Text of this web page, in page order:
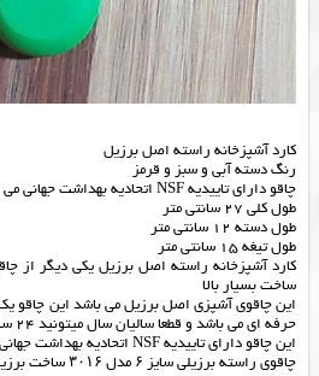
کارد آشپزخانه راسته اصل برزیل
رنگ دسته آبی و سبز و قرمز
چاقو دارای تاییدیه NSF اتحادیه بهداشت جهانی می باشد
طول کلی 27 سانتی متر
طول دسته 12 سانتی متر
طول تیغه 15 سانتی متر
کارد آشپزخانه راسته اصل برزیل یکی دیگر از
ساخت بسیار بالا
این چاقوی آشپزی اصل برزیل می باشد این چاقو
حرفه ای می باشد و قطعا سالیان سال میتونید 24 ساعته استفاده کنید
این چاقو دارای تاییدیه NSF اتحادیه بهداشت جهانی می باشد
چاقوی راسته برزیلی سایز ۶ مدل ۳۰۱۶ ساخت برزیل